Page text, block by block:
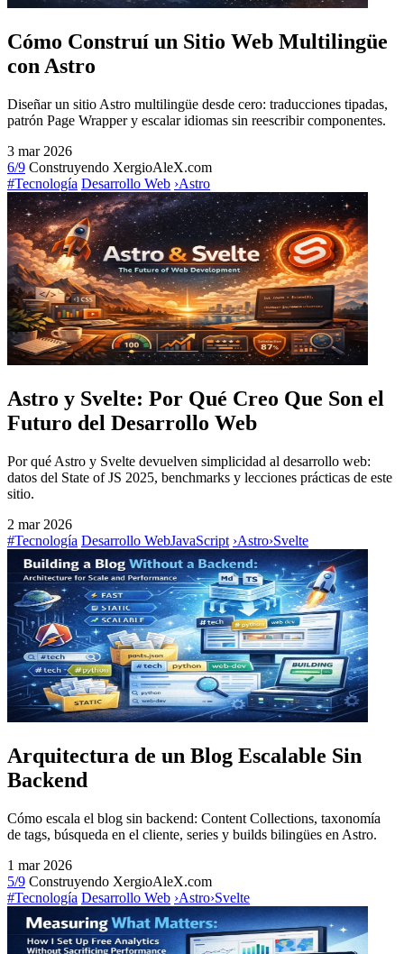
Cómo Construí un Sitio Web Multilingüe
con Astro
Diseñar un sitio Astro multilingüe desde cero: traducciones tipadas,
patrón Page Wrapper y escalar idiomas sin reescribir componentes.
3 mar 2026
6/9 Construyendo XergioAleX.com
#Tecnología Desarrollo Web ›Astro
Astro y Svelte: Por Qué Creo Que Son el
Futuro del Desarrollo Web
Por qué Astro y Svelte devuelven simplicidad al desarrollo web:
datos del State of JS 2025, benchmarks y lecciones prácticas de este
sitio.
2 mar 2026
#Tecnología Desarrollo WebJavaScript ›Astro›Svelte
Arquitectura de un Blog Escalable Sin
Backend
Cómo escala el blog sin backend: Content Collections, taxonomía
de tags, búsqueda en el cliente, series y builds bilingües en Astro.
1 mar 2026
5/9 Construyendo XergioAleX.com
#Tecnología Desarrollo Web ›Astro›Svelte